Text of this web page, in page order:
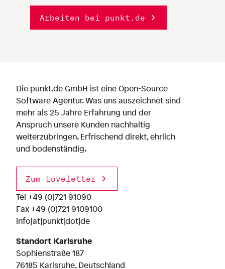
Arbeiten bei punkt.de
Die punkt.de GmbH ist eine Open-Source
Software Agentur. Was uns auszeichnet sind
mehr als 25 Jahre Erfahrung und der
Anspruch unsere Kunden nachhaltig
weiterzubringen. Erfrischend direkt, ehrlich
und bodenständig.
Zum Loveletter
Tel +49 (0)721 91090
Fax +49 (0)721 9109100
info[at]punkt[dot]de
Standort Karlsruhe
Sophienstraße 187
76185 Karlsruhe, Deutschland